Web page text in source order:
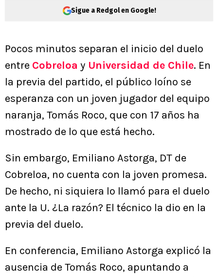
Sigue a Redgol en Google!
Pocos minutos separan el inicio del duelo
entre Cobreloa y Universidad de Chile. En
la previa del partido, el público loíno se
esperanza con un joven jugador del equipo
naranja, Tomás Roco, que con 17 años ha
mostrado de lo que está hecho.
Sin embargo, Emiliano Astorga, DT de
Cobreloa, no cuenta con la joven promesa.
De hecho, ni siquiera lo llamó para el duelo
ante la U. ¿La razón? El técnico la dio en la
previa del duelo.
En conferencia, Emiliano Astorga explicó la
ausencia de Tomás Roco, apuntando a